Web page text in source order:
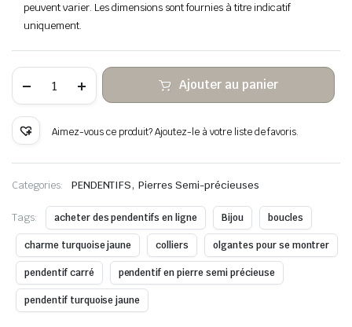
peuvent varier. Les dimensions sont fournies à titre indicatif
uniquement.
Fil
cuivre
suspendu
pierre
jaune
turquoise
enveloppé
Ajouter au panier
Aimez-vous ce produit? Ajoutez-le à votre liste de favoris.
Categories: PENDENTIFS,Pierres Semi-précieuses
Tags: acheter des pendentifs en ligne Bijou boucles
charme turquoise jaune colliers olgantes pour se montrer
pendentif carré pendentif en pierre semi précieuse
pendentif turquoise jaune